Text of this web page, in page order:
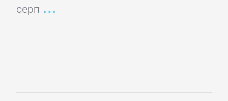
серп
приключения
Зарубежные